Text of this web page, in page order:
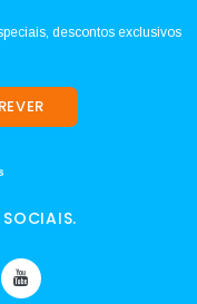
descontos exclusivos